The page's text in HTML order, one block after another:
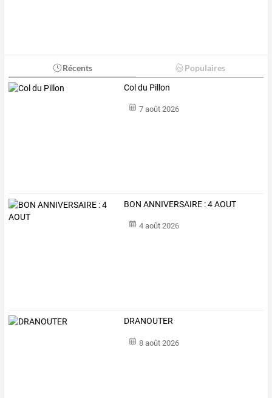
Récents Populaires
Col du Pillon
7 août 2026
BON ANNIVERSAIRE : 4 AOUT
4 août 2026
DRANOUTER
8 août 2026